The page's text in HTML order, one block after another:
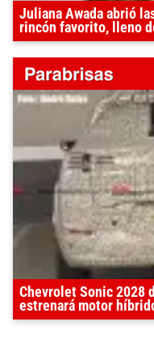
Juliana Awada abrió
rincón favorito, lleno
Chevrolet Sonic 2028
estrenará motor